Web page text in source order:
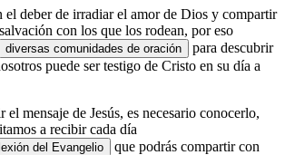
el deber de irradiar el amor de Dios y compartir
con los que los rodean, por eso
diversas comunidades de oración
para descubrir
puede ser testigo de Cristo en su día a
el mensaje de Jesús, es necesario conocerlo,
a recibir cada día
del Evangelio
que podrás compartir con